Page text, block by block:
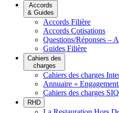
Accords
& Guides
Accords Filière
Accords Cotisations
Questions/Réponses –
Guides Filière
Cahiers des
charges
Cahiers des charges
Annuaire «
Cahiers des charges
RHD